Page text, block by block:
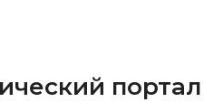
портал